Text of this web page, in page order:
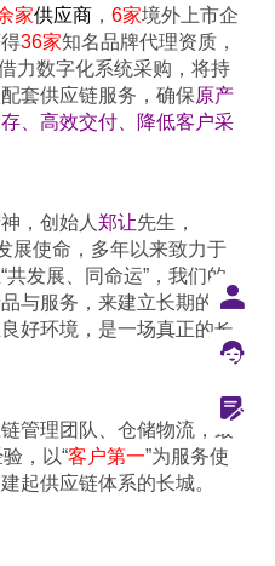
家供应商 ， 6家境外上市企
36家知名品牌代理资质，
力数字化系统采购，将持
套供应链服务，确保原产
、高效交付、降低客户采
，创始人 郑让先生，
展使命，多年以来致力于
发展、同命运”，我们的
与服务，来建立长期的客
好环境，是一场真正的长
管理团队、仓储物流，最
，以“客户第一”为服务使
起供应链体系的长城。